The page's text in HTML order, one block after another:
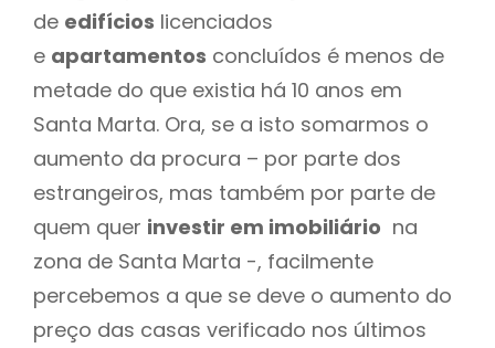
de edifícios licenciados
e apartamentos concluídos é menos de
metade do que existia há 10 anos em
Santa Marta. Ora, se a isto somarmos o
aumento da procura – por parte dos
estrangeiros, mas também por parte de
quem quer investir em imobiliário na
zona de Santa Marta -, facilmente
percebemos a que se deve o aumento do
preço das casas verificado nos últimos